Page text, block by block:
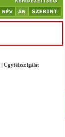
| Ügyfélszolgálat